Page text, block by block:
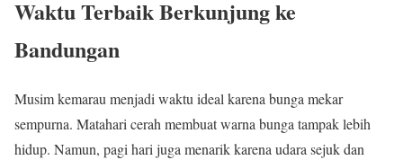
Waktu Terbaik Berkunjung ke
Bandungan
Musim kemarau menjadi waktu ideal karena bunga mekar
sempurna. Matahari cerah membuat warna bunga tampak lebih
hidup. Namun, pagi hari juga menarik karena udara sejuk dan